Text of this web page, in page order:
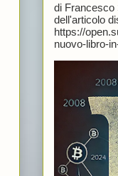
di Francesco
dell'articolo
https://
nuovo-libro-